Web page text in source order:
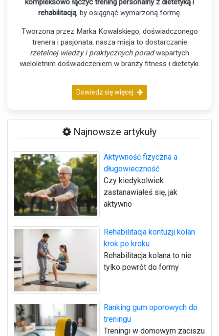
kompleksowo łączyć trening personalny z dietetyką i
rehabilitacją, by osiągnąć wymarzoną formę.
Tworzona przez Marka Kowalskiego, doświadczonego
trenera i pasjonata, nasza misja to dostarczanie
rzetelnej wiedzy i praktycznych poradwspartych
wieloletnim doświadczeniem w branży fitness i dietetyki.
Dowiedz się więcej
Najnowsze artykuły
Aktywność fizyczna a
długowieczność
Czy kiedykolwiek
zastanawiałeś się, jak
aktywno
Rehabilitacja kontuzji kolan
krok po kroku
Rehabilitacja kolana to nie
tylko powrót do formy
Ranking gum oporowych do
treningu
Treningi w domowym zaciszu